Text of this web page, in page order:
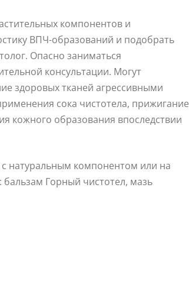
компонентов и
ВПЧ-образований и подобрать
Опасно заниматься
консультации. Могут
здоровых тканей агрессивными
сока чистотела, прижигание
кожного образования впоследствии
натуральным компонентом или на
бальзам Горный чистотел, мазь